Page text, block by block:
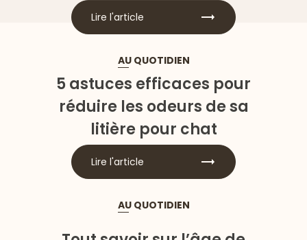
Lire l'article
AU QUOTIDIEN
5 astuces efficaces pour
réduire les odeurs de sa
litière pour chat
Lire l'article
AU QUOTIDIEN